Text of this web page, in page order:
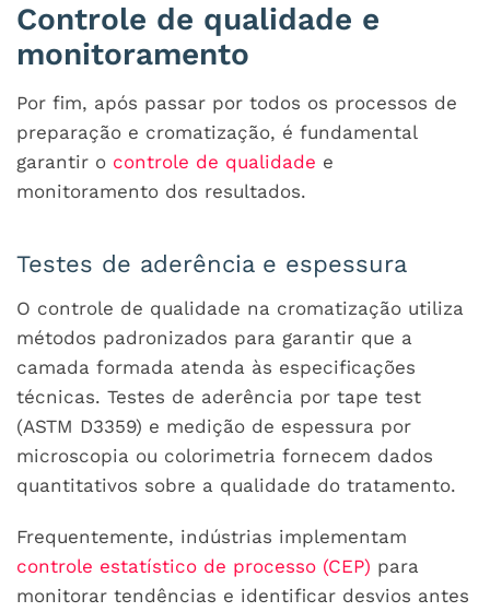
Controle de qualidade e
monitoramento
Por fim, após passar por todos os processos de
preparação e cromatização, é fundamental
garantir o controle de qualidade e
monitoramento dos resultados.
Testes de aderência e espessura
O controle de qualidade na cromatização utiliza
métodos padronizados para garantir que a
camada formada atenda às especificações
técnicas. Testes de aderência por tape test
(ASTM D3359) e medição de espessura por
microscopia ou colorimetria fornecem dados
quantitativos sobre a qualidade do tratamento.
Frequentemente, indústrias implementam
controle estatístico de processo (CEP) para
monitorar tendências e identificar desvios antes